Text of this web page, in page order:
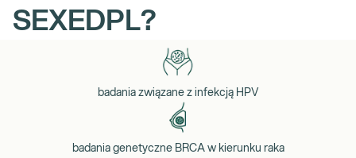
SEXEDPL?
badania związane z infekcją HPV
badania genetyczne BRCA w kierunku raka